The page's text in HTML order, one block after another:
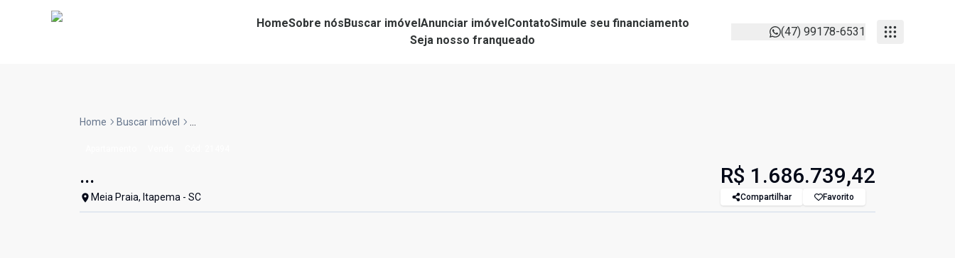
HomeSobre nósBuscar imóvelAnunciar imóvelContatoSimule seu financiamento
Seja nosso franqueado
(47) 99178-6531
Home Buscar imóvel ...
...
Meia Praia, Itapema - SC
R$ 1.686.739,42
Compartilhar Favorito